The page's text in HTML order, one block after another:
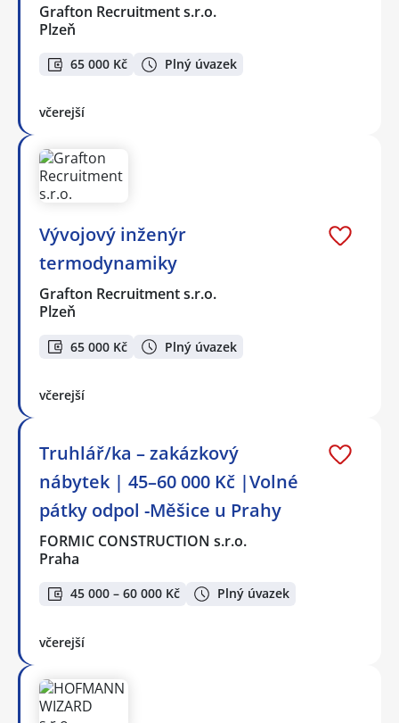
Grafton Recruitment s.r.o.
Plzeň
65 000 Kč Plný úvazek
včerejší
Vývojový inženýr
termodynamiky
Grafton Recruitment s.r.o.
Plzeň
65 000 Kč Plný úvazek
včerejší
Truhlář/ka – zakázkový
nábytek | 45–60 000 Kč |Volné
pátky odpol -Měšice u Prahy
FORMIC CONSTRUCTION s.r.o.
Praha
45 000 – 60 000 Kč Plný úvazek
včerejší